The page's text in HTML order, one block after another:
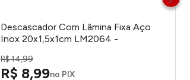
Descascador Com Lâmina Fixa Aço
Inox 20x1,5x1cm LM2064 -
R$14,99
R$ 8,99no PIX